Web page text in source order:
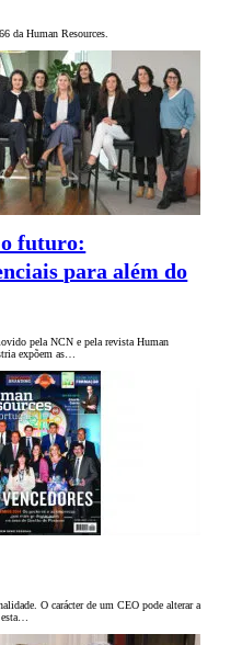
da Human Resources.
futuro:
para além do
pela NCN e pela revista Human
expõem as…
O carácter de um CEO pode alterar a
esta…